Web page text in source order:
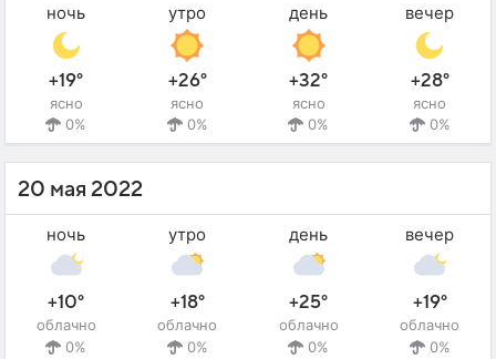
ночь
+19°
ясно
0%
утро
+26°
ясно
0%
день
+32°
ясно
0%
вечер
+28°
ясно
0%
20 мая 2022
ночь
+10°
облачно
0%
утро
+18°
облачно
0%
день
+25°
облачно
0%
вечер
+19°
облачно
0%